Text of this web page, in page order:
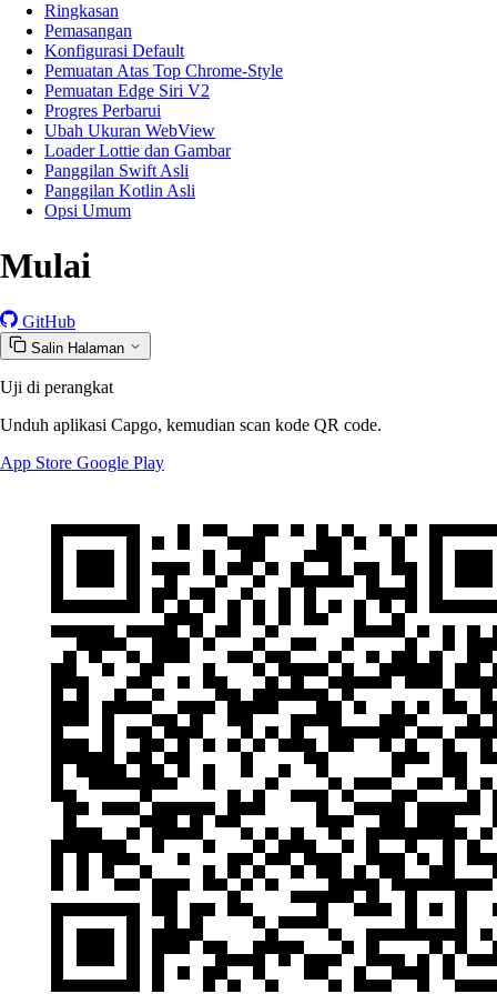
Ringkasan
Pemasangan
Konfigurasi Default
Pemuatan Atas Top Chrome-Style
Pemuatan Edge Siri V2
Progres Perbarui
Ubah Ukuran WebView
Loader Lottie dan Gambar
Panggilan Swift Asli
Panggilan Kotlin Asli
Opsi Umum
Mulai
GitHub
Salin Halaman
Uji di perangkat
Unduh aplikasi Capgo, kemudian scan kode QR code.
App Store Google Play